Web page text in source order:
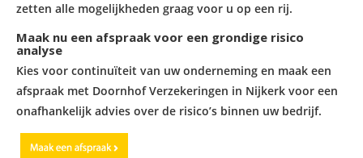
zetten alle mogelijkheden graag voor u op een rij.
Maak nu een afspraak voor een grondige risico
analyse
Kies voor continuïteit van uw onderneming en maak een
afspraak met Doornhof Verzekeringen in Nijkerk voor een
onafhankelijk advies over de risico’s binnen uw bedrijf.